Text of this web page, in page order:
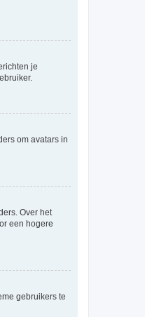
je
om avatars in
Over het
een hogere
gebruikers te